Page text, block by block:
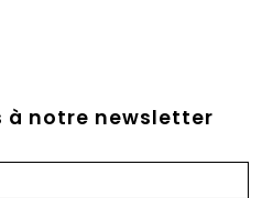
à notre newsletter